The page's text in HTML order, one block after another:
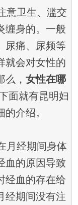
意卫生、滥交
缠身的。一般
尿痛、尿频等
就会对女性的
， 女性在哪
面就有昆明妇
介绍。
月经期间身体
血的原因导致
经血的存在给
经期间没有注